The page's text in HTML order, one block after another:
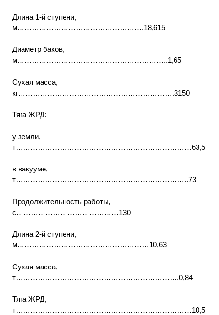
Длина 1-й ступени,
м…………………………………………….18,615
Диаметр баков,
м……………………………………………………..1,65
Сухая масса,
кг……………………………………………………….3150
Тяга ЖРД:
у земли,
т………………………………………………………………63,5
в вакууме,
т……………………………………………………………..73
Продолжительность работы,
с……………………………………130
Длина 2-й ступени,
м………………………………………………10,63
Сухая масса,
т………………………………………………………….0,84
Тяга ЖРД,
т………………………………………………………………10,5